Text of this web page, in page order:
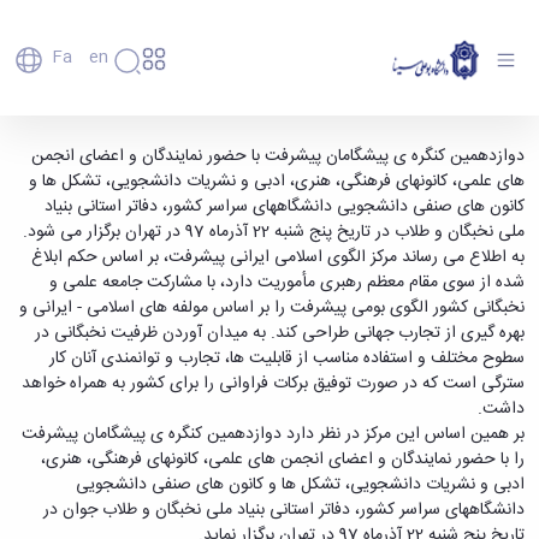
Fa En
دانشگاه
تاریخچه
و
معرفی
برنامه
راهبردی
دانشگاه
نقشه
دانشگاه
سازمان
دانشگاه
معاونت
توسعه
مدیریت
و
پشتیبانی
اعضای
هیأت
علمی
کارکنان
دانشجویان
فارغ
التحصیلان
دانشکده‌ها
پردیس
اصلی
مهندسی
شیمی
و
علوم
نفت
علوم
ارتباط
با ما
روابط
بین
(قدم
الآن)
Apply
Now
دوازدهمین کنگره ی پیشگامان پیشرفت برگزار می
شود - دانشگاه بوعلی سینا همدان
دوازدهمین کنگره ی پیشگامان پیشرفت با حضور نمایندگان و اعضای انجمن
های علمی، کانونهای فرهنگی، هنری، ادبی و نشریات دانشجویی، تشکل ها و
کانون های صنفی دانشجویی دانشگاههای سراسر کشور، دفاتر استانی بنیاد
ملی نخبگان و طلاب در تاریخ پنج شنبه 22 آذرماه 97 در تهران برگزار می شود.
به اطلاع می رساند مرکز الگوی اسلامی ایرانی پیشرفت، بر اساس حکم ابلاغ
شده از سوی مقام معظم رهبری مأموریت دارد، با مشارکت جامعه علمی و
نخبگانی کشور الگوی بومی پیشرفت را بر اساس مولفه های اسلامی - ایرانی و
بهره گیری از تجارب جهانی طراحی کند. به میدان آوردن ظرفیت نخبگانی در
سطوح مختلف و استفاده مناسب از قابلیت ها، تجارب و توانمندی آنان کار
سترگی است که در صورت توفیق برکات فراوانی را برای کشور به همراه خواهد
داشت.
بر همین اساس این مرکز در نظر دارد دوازدهمین کنگره ی پیشگامان پیشرفت
را با حضور نمایندگان و اعضای انجمن های علمی، کانونهای فرهنگی، هنری،
ادبی و نشریات دانشجویی، تشکل ها و کانون های صنفی دانشجویی
دانشگاههای سراسر کشور، دفاتر استانی بنیاد ملی نخبگان و طلاب جوان در